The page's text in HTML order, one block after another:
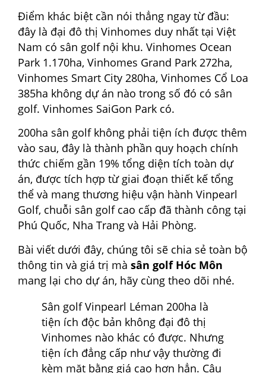
Điểm khác biệt cần nói thẳng ngay từ đầu:
đây là đại đô thị Vinhomes duy nhất tại Việt
Nam có sân golf nội khu. Vinhomes Ocean
Park 1.170ha, Vinhomes Grand Park 272ha,
Vinhomes Smart City 280ha, Vinhomes Cổ Loa
385ha không dự án nào trong số đó có sân
golf. Vinhomes SaiGon Park có.
200ha sân golf không phải tiện ích được thêm
vào sau, đây là thành phần quy hoạch chính
thức chiếm gần 19% tổng diện tích toàn dự
án, được tích hợp từ giai đoạn thiết kế tổng
thể và mang thương hiệu vận hành Vinpearl
Golf, chuỗi sân golf cao cấp đã thành công tại
Phú Quốc, Nha Trang và Hải Phòng.
Bài viết dưới đây, chúng tôi sẽ chia sẻ toàn bộ
thông tin và giá trị mà sân golf Hóc Môn
mang lại cho dự án, hãy cùng theo dõi nhé.
Sân golf Vinpearl Léman 200ha là
tiện ích độc bản không đại đô thị
Vinhomes nào khác có được. Nhưng
tiện ích đẳng cấp như vậy thường đi
kèm mặt bằng giá cao hơn hẳn. Câu